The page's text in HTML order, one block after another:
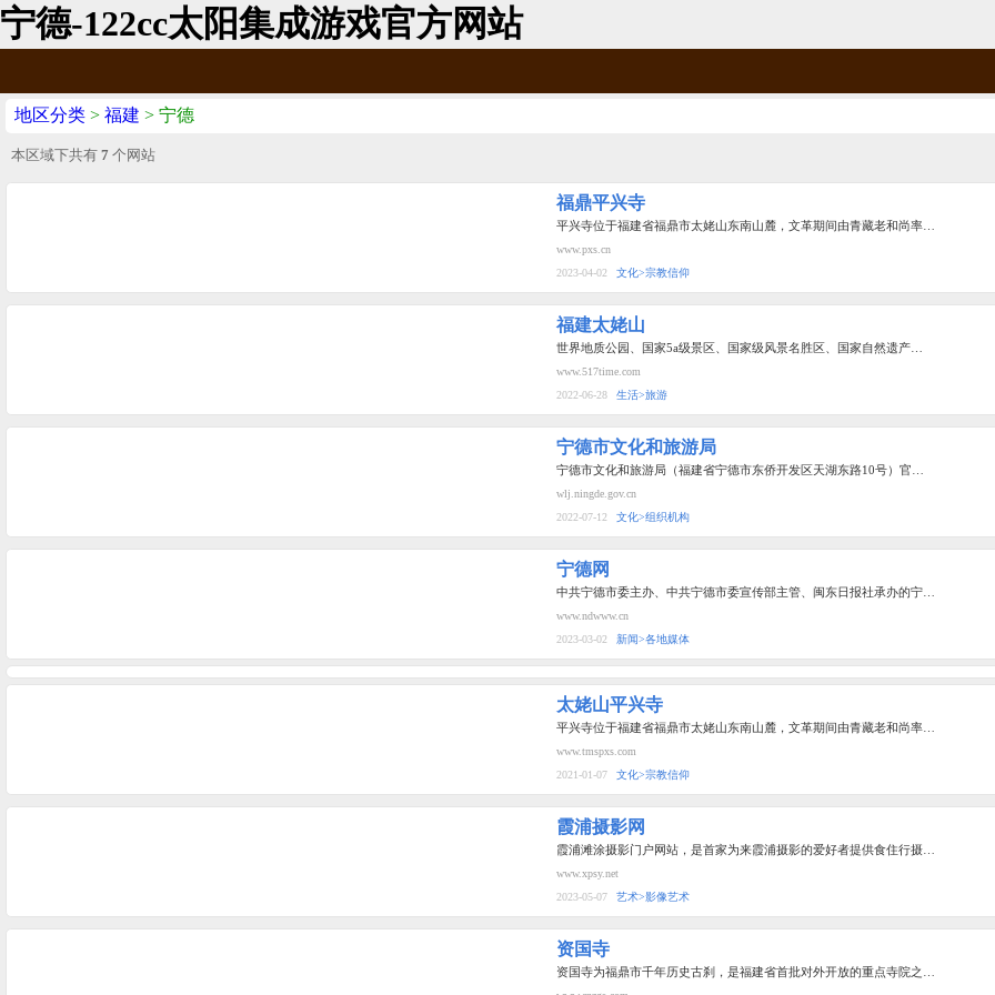
宁德-122cc太阳集成游戏官方网站
地区分类 > 福建 > 宁德
本区域下共有 7 个网站
福鼎平兴寺
平兴寺位于福建省福鼎市太姥山东南山麓，文革期间由青藏老和尚率…
www.pxs.cn
2023-04-02
文化>宗教信仰
福建太姥山
世界地质公园、国家5a级景区、国家级风景名胜区、国家自然遗产…
www.517time.com
2022-06-28
生活>旅游
宁德市文化和旅游局
宁德市文化和旅游局（福建省宁德市东侨开发区天湖东路10号）官…
wlj.ningde.gov.cn
2022-07-12
文化>组织机构
宁德网
中共宁德市委主办、中共宁德市委宣传部主管、闽东日报社承办的宁…
www.ndwww.cn
2023-03-02
新闻>各地媒体
太姥山平兴寺
平兴寺位于福建省福鼎市太姥山东南山麓，文革期间由青藏老和尚率…
www.tmspxs.com
2021-01-07
文化>宗教信仰
霞浦摄影网
霞浦滩涂摄影门户网站，是首家为来霞浦摄影的爱好者提供食住行摄…
www.xpsy.net
2023-05-07
艺术>影像艺术
资国寺
资国寺为福鼎市千年历史古刹，是福建省首批对外开放的重点寺院之…